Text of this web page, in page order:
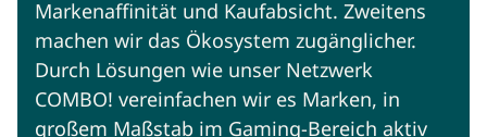
Markenaffinität und Kaufabsicht. Zweitens
machen wir das Ökosystem zugänglicher.
Durch Lösungen wie unser Netzwerk
COMBO! vereinfachen wir es Marken, in
großem Maßstab im Gaming-Bereich aktiv